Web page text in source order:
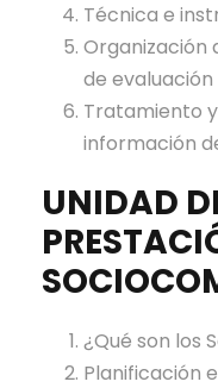
Técnica e
Organización
de evaluación
Tratamiento
información
UNIDAD
¿Qué son los
Planificación